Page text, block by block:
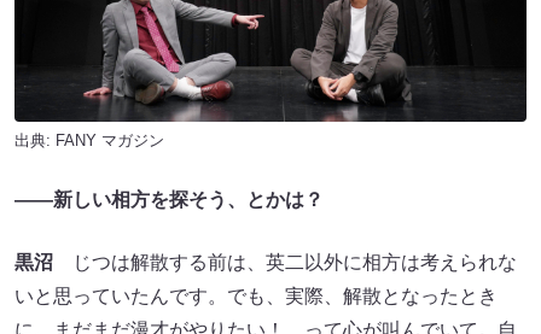
出典: FANY マガジン
――新しい相方を探そう、とかは？
黒沼 じつは解散する前は、英二以外に相方は考えられな
いと思っていたんです。でも、実際、解散となったとき
に、まだまだ漫才がやりたい！ って心が叫んでいて。自